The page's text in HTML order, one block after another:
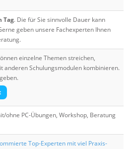
Tag. Die für Sie sinnvolle Dauer kann
geben unsere Fachexperten Ihnen
einzelne Themen streichen,
anderen Schulungsmodulen kombinieren.
ohne PC-Übungen, Workshop, Beratung
Top-Experten mit viel Praxis-